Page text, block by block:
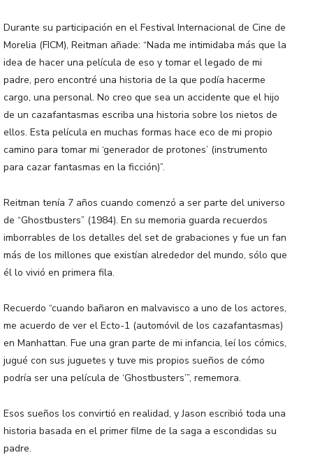
Durante su participación en el Festival Internacional de Cine de
Morelia (FICM), Reitman añade: “Nada me intimidaba más que la
idea de hacer una película de eso y tomar el legado de mi
padre, pero encontré una historia de la que podía hacerme
cargo, una personal. No creo que sea un accidente que el hijo
de un cazafantasmas escriba una historia sobre los nietos de
ellos. Esta película en muchas formas hace eco de mi propio
camino para tomar mi ‘generador de protones’ (instrumento
para cazar fantasmas en la ficción)”.
Reitman tenía 7 años cuando comenzó a ser parte del universo
de “Ghostbusters” (1984). En su memoria guarda recuerdos
imborrables de los detalles del set de grabaciones y fue un fan
más de los millones que existían alrededor del mundo, sólo que
él lo vivió en primera fila.
Recuerdo “cuando bañaron en malvavisco a uno de los actores,
me acuerdo de ver el Ecto-1 (automóvil de los cazafantasmas)
en Manhattan. Fue una gran parte de mi infancia, leí los cómics,
jugué con sus juguetes y tuve mis propios sueños de cómo
podría ser una película de ‘Ghostbusters’”, rememora.
Esos sueños los convirtió en realidad, y Jason escribió toda una
historia basada en el primer filme de la saga a escondidas su
padre.